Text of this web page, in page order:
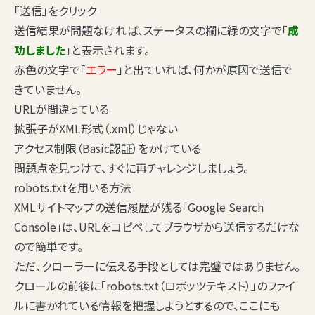
「送信」をクリック
送信結果が問題なければ、ステータスの欄に緑の文字で「成
功しました」と表示されます。
赤色の文字で「エラー 」と出ていれば、何かが原因で送信で
きていません。
URLが間違っている
拡張子がXML形式（.xml）じゃない
アクセス制限（Basic認証）をかけている
問題点を見つけて、すぐに再チャレンジしましょう。
robots.txtを用いる方法
XMLサイトマップの送信履歴が残る「Google Search
Console」は、URLをコピペしてブラウザから送信するだけな
ので簡単です。
ただ、クローラーに伝える手段としては完璧ではありません。
クロールの前後に「robots.txt（ロボッツテキスト）」のファイ
ルに書かれている情報を把握しようとするので、ここにも